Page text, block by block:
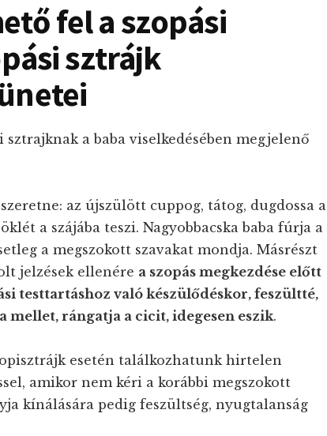
fel a szopási
sztrájk
sztrajknak a baba viselkedésében megjelenő
az újszülött cuppog, tátog, dugdossa a
a szájába teszi. Nagyobbacska baba fúrja a
a megszokott szavakat mondja. Másrészt
jelzések ellenére a szopás megkezdése előtt
testtartáshoz való készülődéskor, feszültté,
rángatja a cicit, idegesen eszik.
esetén találkozhatunk hirtelen
amikor nem kéri a korábbi megszokott
kínálására pedig feszültség, nyugtalanság